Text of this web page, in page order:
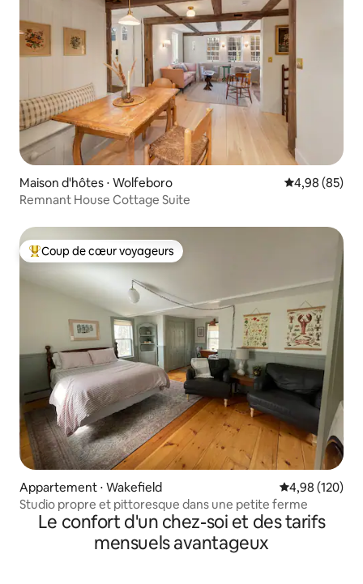
Maison d'hôtes ⋅ Wolfeboro Évaluation
4,98 (85)
Remnant House Cottage Suite
Coups de cœur voyageurs les plus appréciés
Coup de cœur voyageurs
Appartement ⋅ Wakefield Évaluation
4,98 (120)
Studio propre et pittoresque dans une petite ferme
Le confort d'un chez-soi et des tarifs
mensuels avantageux